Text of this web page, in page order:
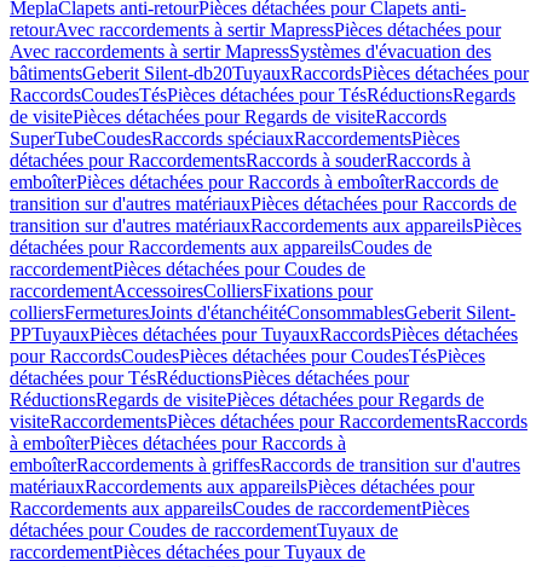
MeplaClapets anti-retourPièces détachées pour Clapets anti-
retourAvec raccordements à sertir MapressPièces détachées pour
Avec raccordements à sertir MapressSystèmes d'évacuation des
bâtimentsGeberit Silent-db20TuyauxRaccordsPièces détachées pour
RaccordsCoudesTésPièces détachées pour TésRéductionsRegards
de visitePièces détachées pour Regards de visiteRaccords
SuperTubeCoudesRaccords spéciauxRaccordementsPièces
détachées pour RaccordementsRaccords à souderRaccords à
emboîterPièces détachées pour Raccords à emboîterRaccords de
transition sur d'autres matériauxPièces détachées pour Raccords de
transition sur d'autres matériauxRaccordements aux appareilsPièces
détachées pour Raccordements aux appareilsCoudes de
raccordementPièces détachées pour Coudes de
raccordementAccessoiresColliersFixations pour
colliersFermeturesJoints d'étanchéitéConsommablesGeberit Silent-
PPTuyauxPièces détachées pour TuyauxRaccordsPièces détachées
pour RaccordsCoudesPièces détachées pour CoudesTésPièces
détachées pour TésRéductionsPièces détachées pour
RéductionsRegards de visitePièces détachées pour Regards de
visiteRaccordementsPièces détachées pour RaccordementsRaccords
à emboîterPièces détachées pour Raccords à
emboîterRaccordements à griffesRaccords de transition sur d'autres
matériauxRaccordements aux appareilsPièces détachées pour
Raccordements aux appareilsCoudes de raccordementPièces
détachées pour Coudes de raccordementTuyaux de
raccordementPièces détachées pour Tuyaux de